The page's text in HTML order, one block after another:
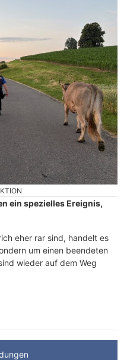
ein spezielles Ereignis,
eher rar sind, handelt es
um einen beendeten
wieder auf dem Weg